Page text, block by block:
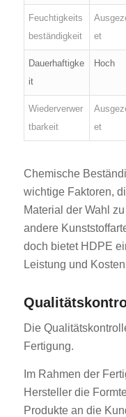
Feuchtigkeits
beständigkeit
et
Dauerhaftigke
it
Hoch
Wiederverwer
tbarkeit
et
Chemische
wichtige Faktoren,
Material der Wahl
andere
doch bietet HDPE
Leistung und
Die
Fertigung.
Im Rahmen der
Hersteller die
Produkte an die